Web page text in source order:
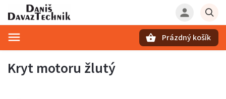
Prázdný košík
Kryt motoru žlutý